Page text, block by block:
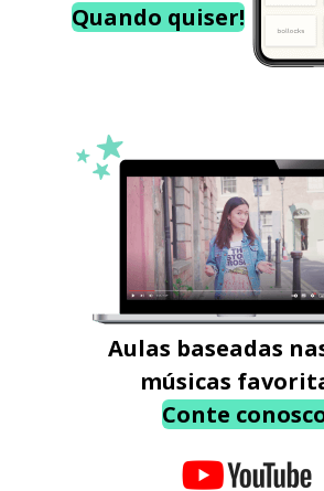
Quando quiser!
Aulas baseadas
músicas
Conte